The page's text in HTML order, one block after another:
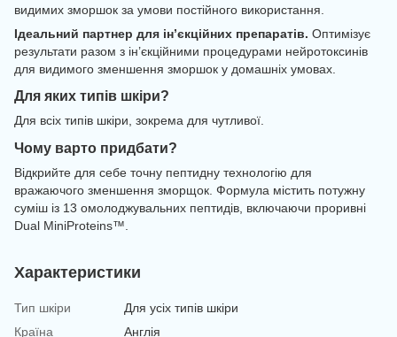
видимих зморшок за умови постійного використання.
Ідеальний партнер для ін’єкційних препаратів. Оптимізує
результати разом з ін’єкційними процедурами нейротоксинів
для видимого зменшення зморшок у домашніх умовах.
Для яких типів шкіри?
Для всіх типів шкіри, зокрема для чутливої.
Чому варто придбати?
Відкрийте для себе точну пептидну технологію для
вражаючого зменшення зморщок. Формула містить потужну
суміш із 13 омолоджувальних пептидів, включаючи проривні
Dual MiniProteins™.
Характеристики
Тип шкіри
Для усіх типів шкіри
Країна
Англія